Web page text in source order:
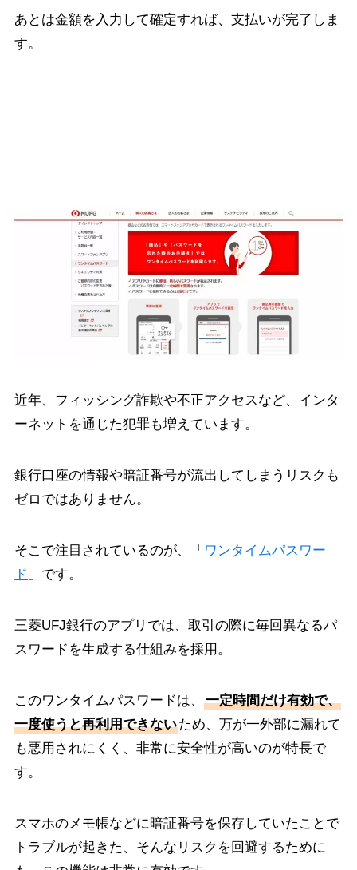
あとは金額を入力して確定すれば、支払いが完了しま
す。
近年、フィッシング詐欺や不正アクセスなど、インタ
ーネットを通じた犯罪も増えています。
銀行口座の情報や暗証番号が流出してしまうリスクも
ゼロではありません。
そこで注目されているのが、「 ワンタイムパスワー
ド 」です。
三菱UFJ銀行のアプリでは、取引の際に毎回異なるパ
スワードを生成する仕組みを採用。
このワンタイムパスワードは、
一定時間だけ有効で、
一度使うと再利用できないため、万が一外部に漏れて
も悪用されにくく、非常に安全性が高いのが特長で
す。
スマホのメモ帳などに暗証番号を保存していたことで
トラブルが起きた、そんなリスクを回避するために